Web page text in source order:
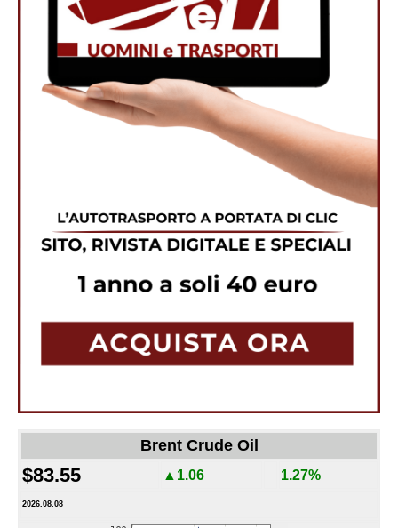
Brent Crude Oil
$83.55 ▲1.06 1.27%
2026.08.08